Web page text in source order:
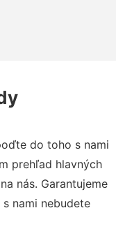
do toho s nami
prehľad hlavných
nás. Garantujeme
nami nebudete